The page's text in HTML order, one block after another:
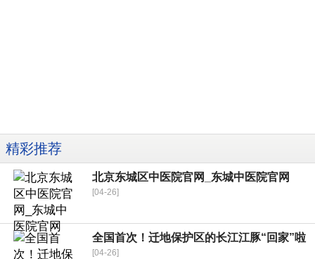
精彩推荐
北京东城区中医院官网_东城中医院官网
[04-26]
全国首次！迁地保护区的长江江豚“回家”啦
[04-26]